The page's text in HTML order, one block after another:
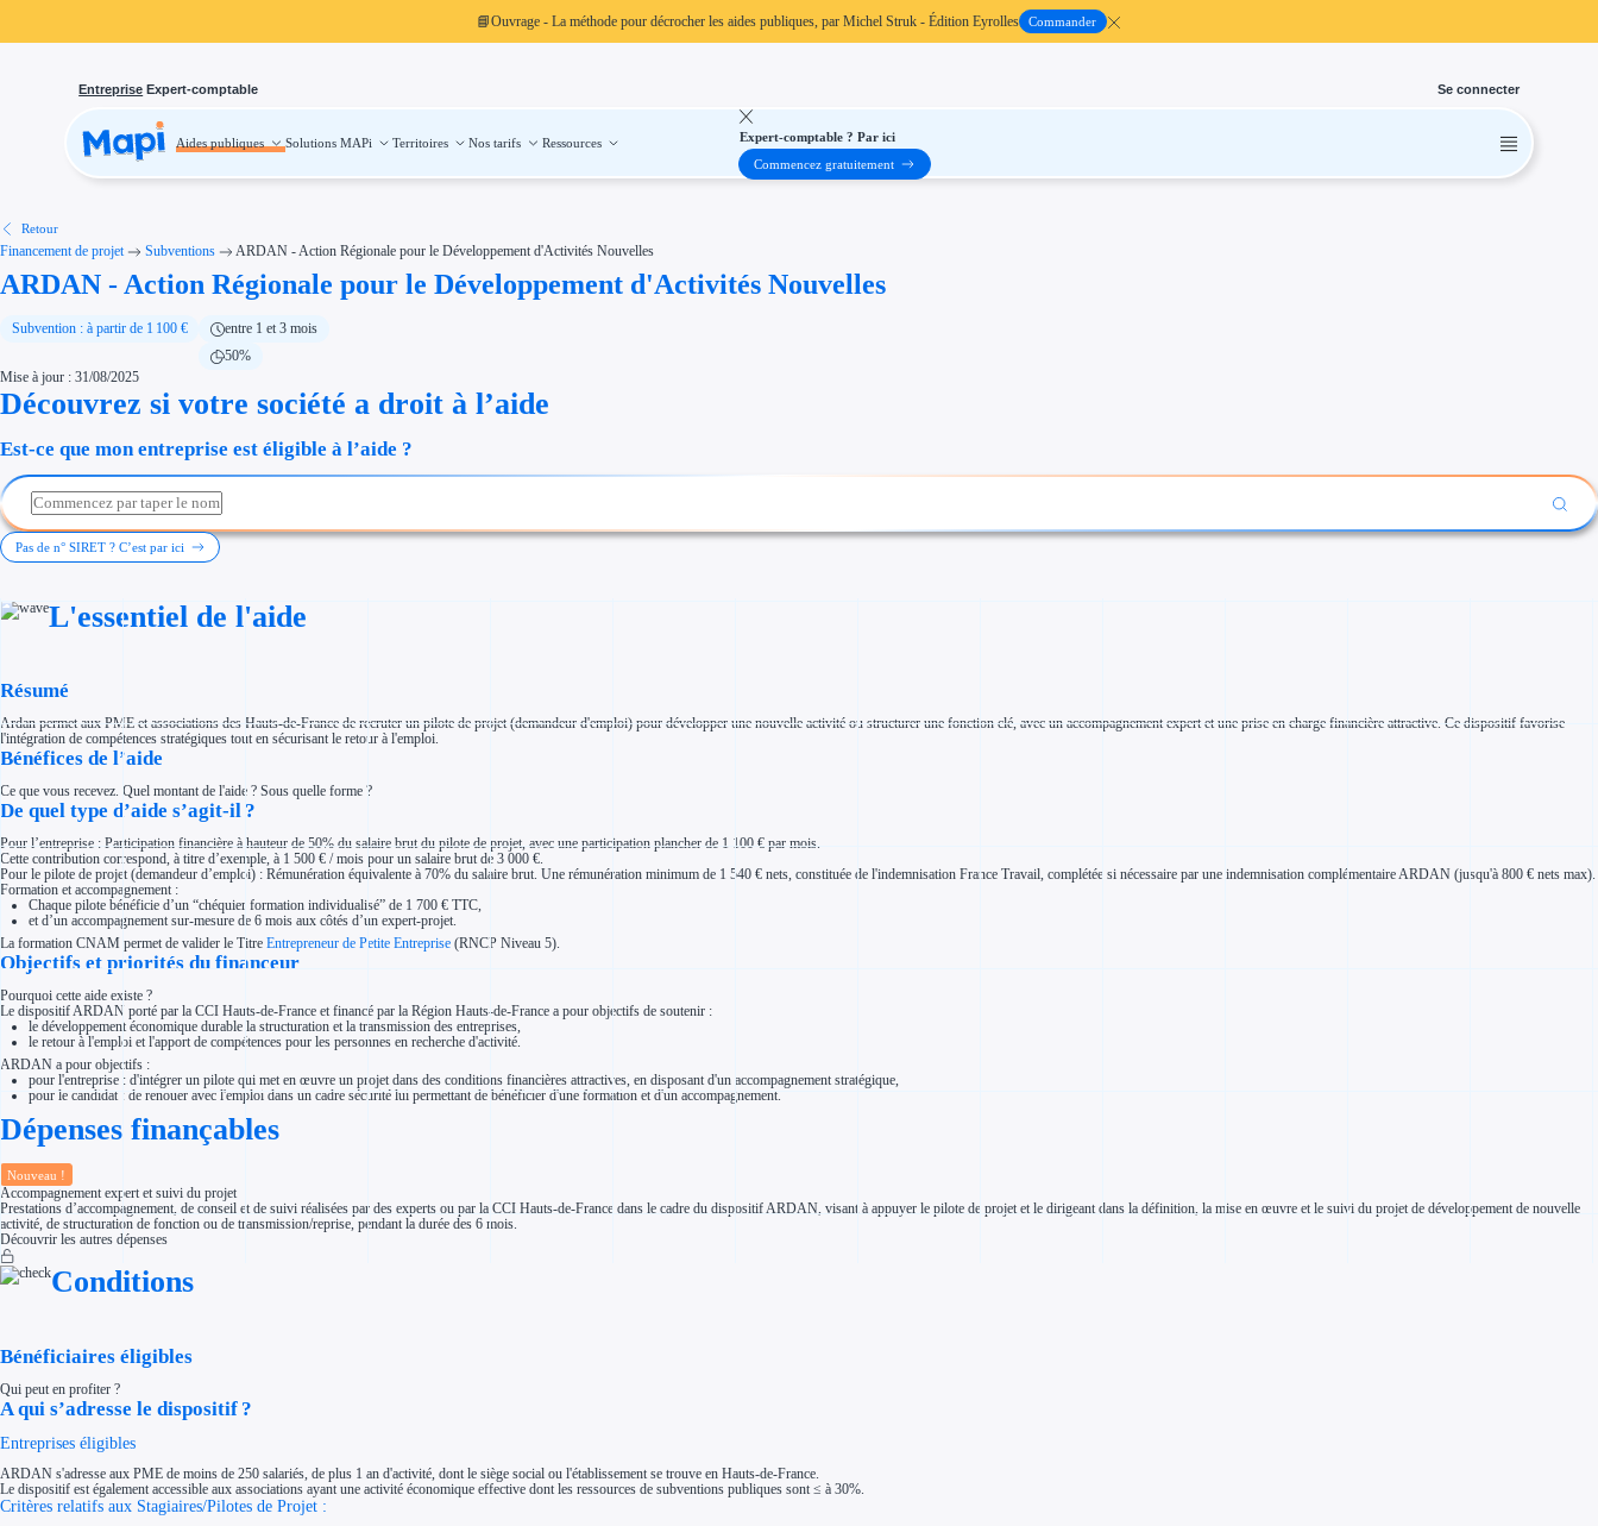
📘Ouvrage - La méthode pour décrocher les aides publiques, par Michel Struk - Édition Eyrolles Commander
Entreprise Expert-comptable Se connecter
Aides publiques Solutions MAPi Territoires Nos tarifs Ressources
Aides publiques
Investissement
Thématiques
Financement innovation
Transition écologique
Développement international
Économies d'énergie et d'eau
Étapes de vie
Cession d'entreprise
Entreprise en difficulté
Type de financements
Aides sans remboursement
Subventions
Investir dans une entreprise
Aides Urssaf
Prêts publics
Par financeur
Aides par organisme financeur
Tous les financeurs
Solutions MAPi
Trouvez des idées de dépenses éligibles
Quelles aides pour votre secteur ?
Ouvrage
Territoires
Régions de A à H
Aides Région Auvergne-Rhône-Alpes
Aides Région Bourgogne-Franche-Comté
Aides Région Bretagne
Aides Région Grand-Est
Aides Région Hauts-de-France
Régions de I à P
Aides Région Normandie
Aides Région Nouvelle-Aquitaine
Aides Région Occitanie
Aides Région PACA
Aides Région Pays de la Loire
Aides Région Guyane
Aides Région Martinique
Aides Région Mayotte
Blog
Nos guides
Expert-comptable ? Par ici
Commencez gratuitement
Retour
Financement de projet Subventions ARDAN - Action Régionale pour le Développement d'Activités Nouvelles
ARDAN - Action Régionale pour le Développement d'Activités Nouvelles
Subvention : à partir de 1 100 €
entre 1 et 3 mois
50%
Mise à jour : 31/08/2025
Découvrez si votre société a droit à l’aide
Est-ce que mon entreprise est éligible à l’aide ?
Pas de n° SIRET ? C’est par ici
L'essentiel de l'aide
Résumé
Ardan permet aux PME et associations des Hauts-de-France de recruter un pilote de projet (demandeur d'emploi) pour développer une nouvelle activité ou structurer une fonction clé, avec un accompagnement expert et une prise en charge financière attractive. Ce dispositif favorise
l'intégration de compétences stratégiques tout en sécurisant le retour à l'emploi.
Bénéfices de l’aide
Ce que vous recevez. Quel montant de l'aide ? Sous quelle forme ?
De quel type d’aide s’agit-il ?
Pour l’entreprise : Participation financière à hauteur de 50% du salaire brut du pilote de projet, avec une participation plancher de 1 100 € par mois.
Cette contribution correspond, à titre d’exemple, à 1 500 € / mois pour un salaire brut de 3 000 €.
Pour le pilote de projet (demandeur d’emploi) : Rémunération équivalente à 70% du salaire brut. Une rémunération minimum de 1 540 € nets, constituée de l'indemnisation France Travail, complétée si nécessaire par une indemnisation complémentaire ARDAN (jusqu'à 800 € nets max).
Formation et accompagnement :
Chaque pilote bénéficie d’un “chéquier formation individualisé” de 1 700 € TTC,
et d’un accompagnement sur-mesure de 6 mois aux côtés d’un expert-projet.
La formation CNAM permet de valider le Titre Entrepreneur de Petite Entreprise (RNCP Niveau 5).
Objectifs et priorités du financeur
Pourquoi cette aide existe ?
Le dispositif ARDAN porté par la CCI Hauts-de-France et financé par la Région Hauts-de-France a pour objectifs de soutenir :
le développement économique durable la structuration et la transmission des entreprises,
le retour à l'emploi et l'apport de compétences pour les personnes en recherche d'activité.
ARDAN a pour objectifs :
pour l'entreprise : d'intégrer un pilote qui met en œuvre un projet dans des conditions financières attractives, en disposant d'un accompagnement stratégique,
pour le candidat : de renouer avec l'emploi dans un cadre sécurité lui permettant de bénéficier d'une formation et d'un accompagnement.
Dépenses finançables
Nouveau !
Accompagnement expert et suivi du projet
Prestations d’accompagnement, de conseil et de suivi réalisées par des experts ou par la CCI Hauts-de-France dans le cadre du dispositif ARDAN, visant à appuyer le pilote de projet et le dirigeant dans la définition, la mise en œuvre et le suivi du projet de développement de nouvelle
activité, de structuration de fonction ou de transmission/reprise, pendant la durée des 6 mois.
Découvrir les autres dépenses
Conditions
Bénéficiaires éligibles
Qui peut en profiter ?
A qui s’adresse le dispositif ?
Entreprises éligibles
ARDAN s'adresse aux PME de moins de 250 salariés, de plus 1 an d'activité, dont le siège social ou l'établissement se trouve en Hauts-de-France.
Le dispositif est également accessible aux associations ayant une activité économique effective dont les ressources de subventions publiques sont ≤ à 30%.
Critères relatifs aux Stagiaires/Pilotes de Projet :